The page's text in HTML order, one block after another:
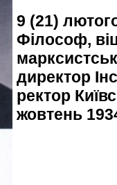
9 (21)
Філософ,
директор
ректор
жовтень